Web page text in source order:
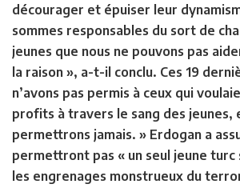
décourager et épuiser leur
sommes responsables du sort de
jeunes que nous ne pouvons pas
la raison », a-t-il conclu. Ces 19
n’avons pas permis à ceux qui
profits à travers le sang des jeunes,
permettrons jamais. » Erdogan a
permettront pas « un seul jeune turc
les engrenages monstrueux du